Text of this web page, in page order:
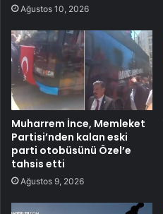
Ağustos 10, 2026
Muharrem İnce, Memleket
Partisi’nden kalan eski
parti otobüsünü Özel’e
tahsis etti
Ağustos 9, 2026